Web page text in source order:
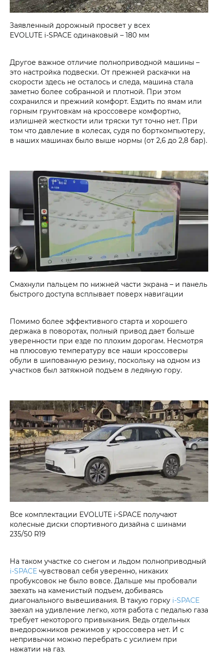
Заявленный дорожный просвет у всех
EVOLUTE i‑SPACE одинаковый – 180 мм
Другое важное отличие полноприводной машины –
это настройка подвески. От прежней раскачки на
скорости здесь не осталось и следа, машина стала
заметно более собранной и плотной. При этом
сохранился и прежний комфорт. Ездить по ямам или
горным грунтовкам на кроссовере комфортно,
излишней жесткости или тряски тут точно нет. При
том что давление в колесах, судя по борткомпьютеру,
в наших машинах было выше нормы (от 2,6 до 2,8 бар).
Смахнули пальцем по нижней части экрана – и панель
быстрого доступа всплывает поверх навигации
Помимо более эффективного старта и хорошего
держака в поворотах, полный привод дает больше
уверенности при езде по плохим дорогам. Несмотря
на плюсовую температуру все наши кроссоверы
обули в шипованную резину, поскольку на одном из
участков был затяжной подъем в ледяную гору.
Все комплектации EVOLUTE i‑SPACE получают
колесные диски спортивного дизайна с шинами
235/50 R19
На таком участке со снегом и льдом полноприводный
i‑SPACE чувствовал себя уверенно, никаких
пробуксовок не было вовсе. Дальше мы пробовали
заехать на каменистый подъем, добиваясь
диагонального вывешивания. В такую горку i‑SPACE
заехал на удивление легко, хотя работа с педалью газа
требует некоторого привыкания. Ведь отдельных
внедорожников режимов у кроссовера нет. И с
непривычки можно перебрать с усилием при
нажатии на газ.